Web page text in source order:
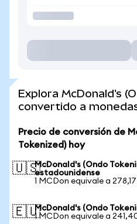
Explora McDonald's
convertido a
Precio de conversión de
Tokenized) hoy
🇺🇸McDonald's (Ondo
estadounidense
1 MCDon equivale a 278,17
🇪🇺McDonald's (Ondo
1 MCDon equivale a